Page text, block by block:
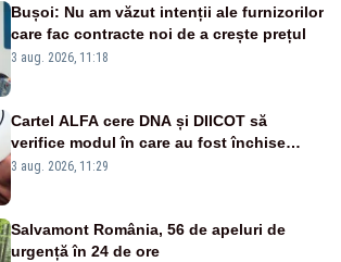
Bușoi: Nu am văzut intenții ale furnizorilor
care fac contracte noi de a crește prețul
3 aug. 2026, 11:18
Cartel ALFA cere DNA și DIICOT să
verifice modul în care au fost închise
centralele pe cărbune
3 aug. 2026, 11:29
Salvamont România, 56 de apeluri de
urgență în 24 de ore